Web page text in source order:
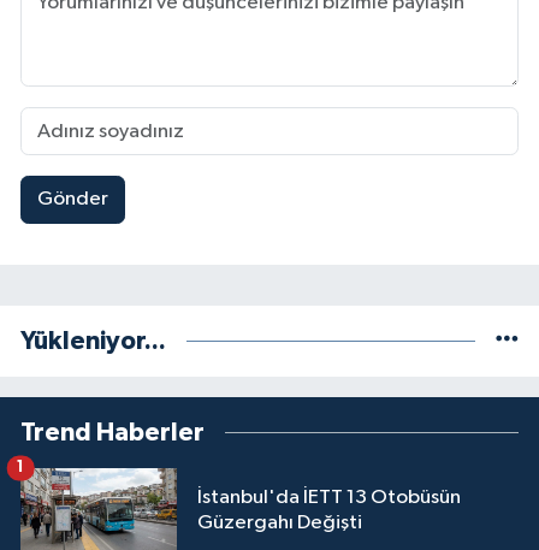
Gönder
Yükleniyor...
Trend Haberler
İstanbul'da İETT 13 Otobüsün
Güzergahı Değişti
1